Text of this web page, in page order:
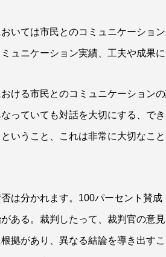
おいては市民とのコミュニケーショ
ュニケーション実績、工夫や成果に
ける市民とのコミュニケーション
っていても対話を大切にする、で
いうこと、これは非常に大切なこ
は分かれます。100パーセント賛
ある。裁判したって、裁判官の意
拠があり、異なる結論を導き出す